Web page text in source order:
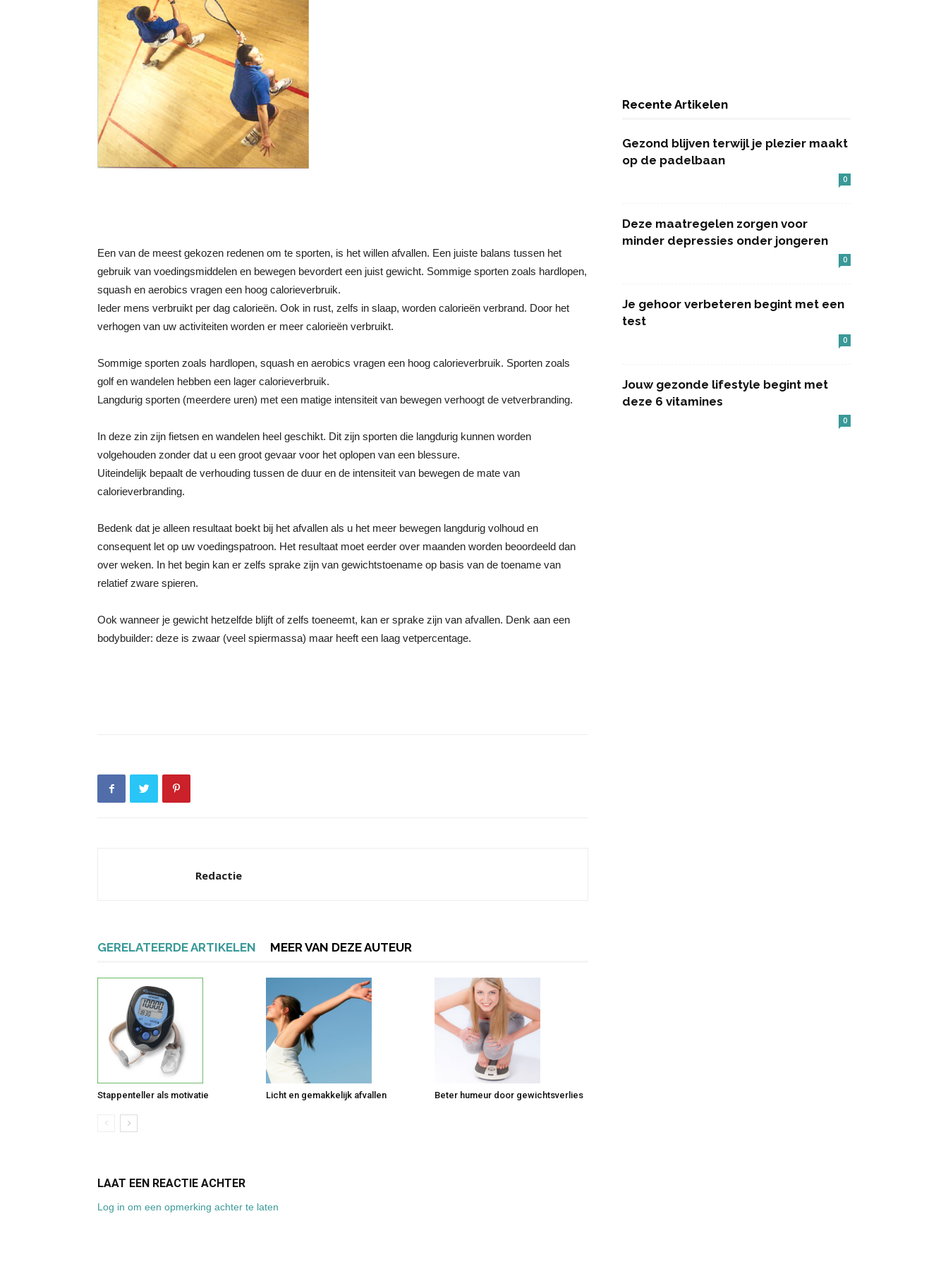
Een van de meest gekozen redenen om te sporten, is het willen afvallen. Een juiste balans tussen het
gebruik van voedingsmiddelen en bewegen bevordert een juist gewicht. Sommige sporten zoals hardlopen,
squash en aerobics vragen een hoog calorieverbruik.
Ieder mens verbruikt per dag calorieën. Ook in rust, zelfs in slaap, worden calorieën verbrand. Door het
verhogen van uw activiteiten worden er meer calorieën verbruikt.
Sommige sporten zoals hardlopen, squash en aerobics vragen een hoog calorieverbruik. Sporten zoals
golf en wandelen hebben een lager calorieverbruik.
Langdurig sporten (meerdere uren) met een matige intensiteit van bewegen verhoogt de vetverbranding.
In deze zin zijn fietsen en wandelen heel geschikt. Dit zijn sporten die langdurig kunnen worden
volgehouden zonder dat u een groot gevaar voor het oplopen van een blessure.
Uiteindelijk bepaalt de verhouding tussen de duur en de intensiteit van bewegen de mate van
calorieverbranding.
Bedenk dat je alleen resultaat boekt bij het afvallen als u het meer bewegen langdurig volhoud en
consequent let op uw voedingspatroon. Het resultaat moet eerder over maanden worden beoordeeld dan
over weken. In het begin kan er zelfs sprake zijn van gewichtstoename op basis van de toename van
relatief zware spieren.
Ook wanneer je gewicht hetzelfde blijft of zelfs toeneemt, kan er sprake zijn van afvallen. Denk aan een
bodybuilder: deze is zwaar (veel spiermassa) maar heeft een laag vetpercentage.
Redactie
GERELATEERDE ARTIKELEN MEER VAN DEZE AUTEUR
Stappenteller als motivatie Licht en gemakkelijk afvallen Beter humeur door gewichtsverlies
LAAT EEN REACTIE ACHTER
Log in om een opmerking achter te laten
Recente Artikelen
Gezond blijven terwijl je plezier maakt
op de padelbaan
0
Deze maatregelen zorgen voor
minder depressies onder jongeren
0
Je gehoor verbeteren begint met een
test
0
Jouw gezonde lifestyle begint met
deze 6 vitamines
0